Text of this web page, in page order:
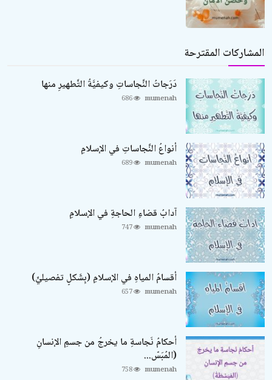
المشاركات المقترحة
دَرَجاتُ النَّجاساتِ وكيفيَّةُ التَّطهيرِ منها
mumenah
أنواعُ النَّجاساتِ في الإسلامِ
mumenah
آدابُ قضاءِ الحاجةِ في الإسلامِ
mumenah
أقسامُ المياهِ في الإسلامِ (بِشَكلٍ تفصيليٍّ)
mumenah
أحكامُ نَجاسةِ ما يخرجُ من جسمِ الإنسانِ
(المُبَسّ...
mumenah